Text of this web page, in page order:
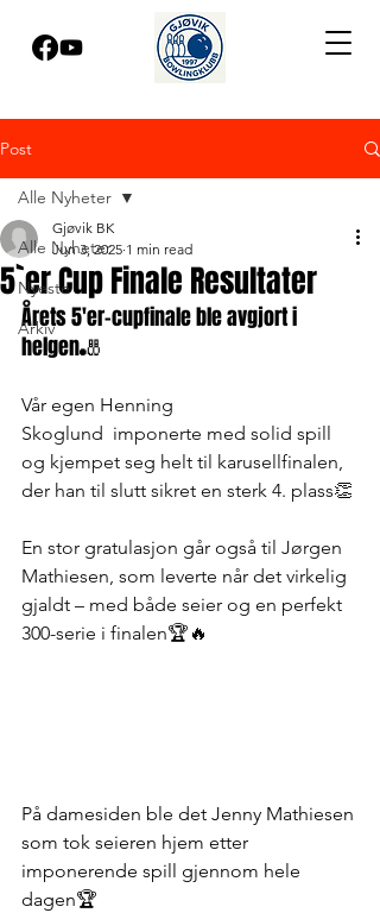
Post
Alle Nyheter
Nyeste
Arkiv
Alle Nyheter
5`er Cup Finale Resultater
Gjøvik BK
Jun 3, 2025 1 min read
Årets 5'er-cupfinale ble avgjort i
helgen🎳
Vår egen Henning
Skoglund  imponerte med solid spill
og kjempet seg helt til karusellfinalen,
der han til slutt sikret en sterk 4. plass👏
En stor gratulasjon går også til Jørgen
Mathiesen, som leverte når det virkelig
gjaldt – med både seier og en perfekt
300-serie i finalen🏆🔥
På damesiden ble det Jenny Mathiesen
som tok seieren hjem etter
imponerende spill gjennom hele
dagen🏆